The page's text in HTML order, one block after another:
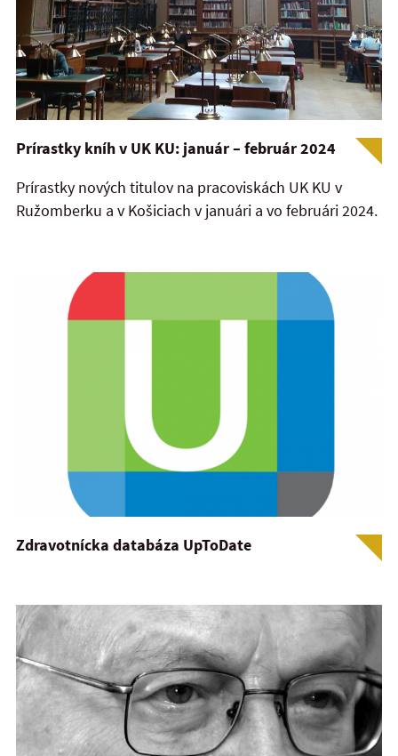
Prírastky kníh v UK KU: január – február 2024
Prírastky nových titulov na pracoviskách UK KU v
Ružomberku a v Košiciach v januári a vo februári 2024.
Zdravotnícka databáza UpToDate